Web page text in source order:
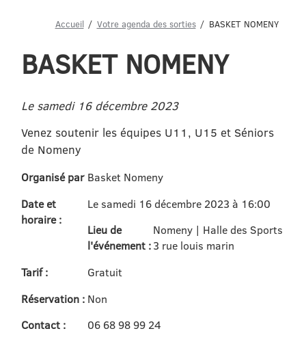
Accueil Votre agenda des sorties BASKET NOMENY
BASKET NOMENY
Le samedi 16 décembre 2023
Venez soutenir les équipes U11, U15 et Séniors
de Nomeny
Organisé par Basket Nomeny
Date et
horaire :
Le samedi 16 décembre 2023 à 16:00
Lieu de
l'événement :
Nomeny | Halle des Sports
3 rue louis marin
Tarif :
Gratuit
Réservation : Non
Contact :
06 68 98 99 24